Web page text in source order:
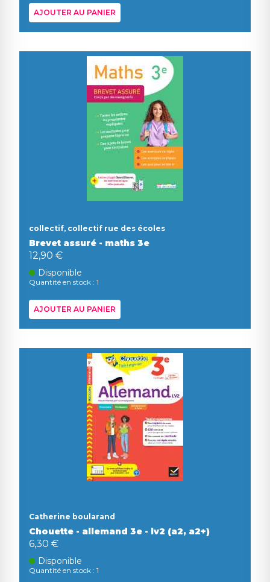
AJOUTER AU PANIER
collectif, collectif rue des écoles
Brevet assuré - maths 3e
12,90 €
Disponible
Quantité en stock : 1
AJOUTER AU PANIER
Catherine boularand
Chouette - allemand 3e - lv2 (a2, a2+)
6,30 €
Disponible
Quantité en stock : 1